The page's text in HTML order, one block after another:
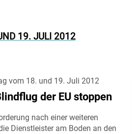
19. JULI 2012
vom 18. und 19. Juli 2012
der EU stoppen
nach einer weiteren
Dienstleister am Boden an den